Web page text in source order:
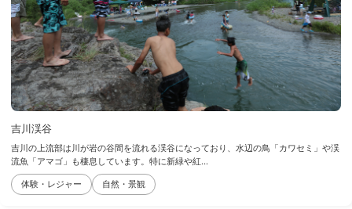
吉川渓谷
吉川の上流部は川が岩の谷間を流れる渓谷になっており、水辺の鳥「カワセミ」や渓
流魚「アマゴ」も棲息しています。特に新緑や紅...
体験・レジャー 自然・景観